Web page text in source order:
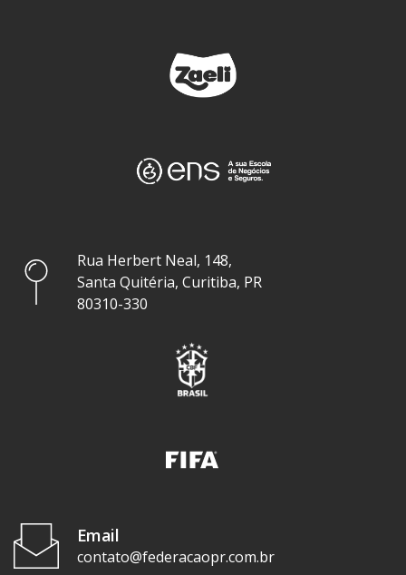
Rua Herbert Neal, 148,
Santa Quitéria, Curitiba, PR
80310-330
Email
contato@federacaopr.com.br